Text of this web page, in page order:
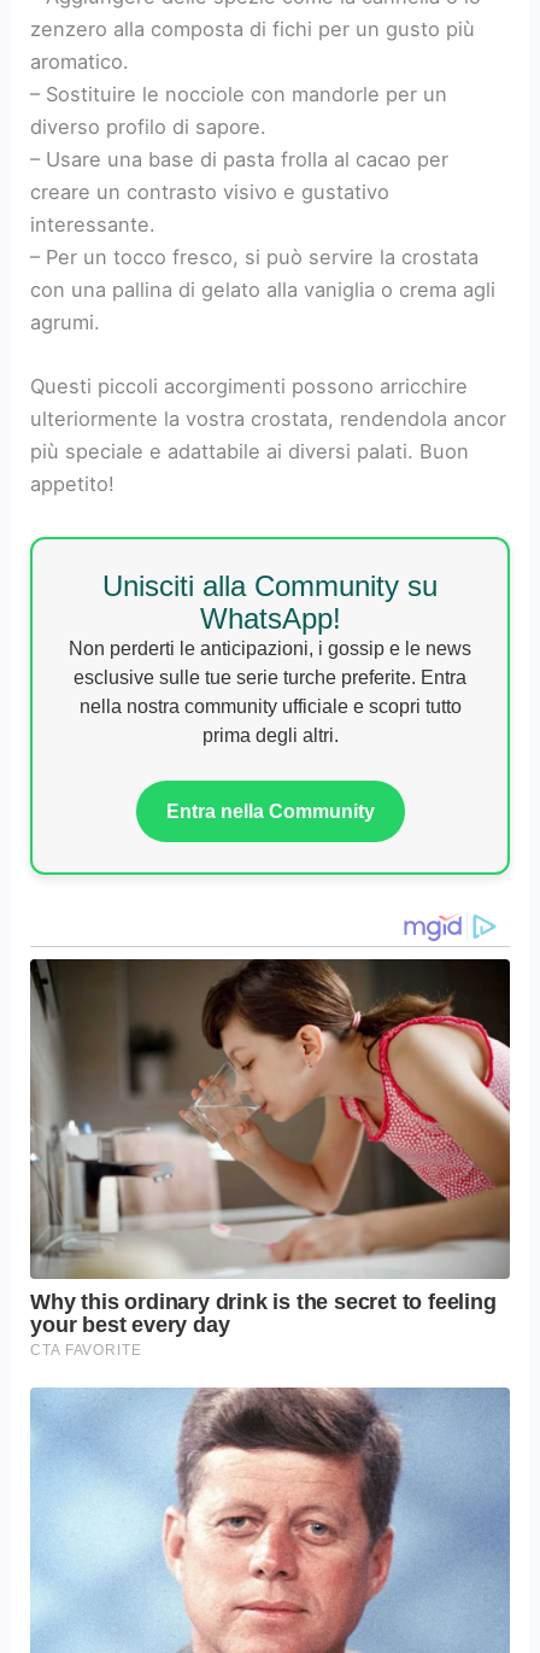
zenzero alla composta di fichi per un gusto più
aromatico.
– Sostituire le nocciole con mandorle per un
diverso profilo di sapore.
– Usare una base di pasta frolla al cacao per
creare un contrasto visivo e gustativo
interessante.
– Per un tocco fresco, si può servire la crostata
con una pallina di gelato alla vaniglia o crema agli
agrumi.
Questi piccoli accorgimenti possono arricchire
ulteriormente la vostra crostata, rendendola ancor
più speciale e adattabile ai diversi palati. Buon
appetito!
Unisciti alla Community su
WhatsApp!
Non perderti le anticipazioni, i gossip e le news
esclusive sulle tue serie turche preferite. Entra
nella nostra community ufficiale e scopri tutto
prima degli altri.
Entra nella Community